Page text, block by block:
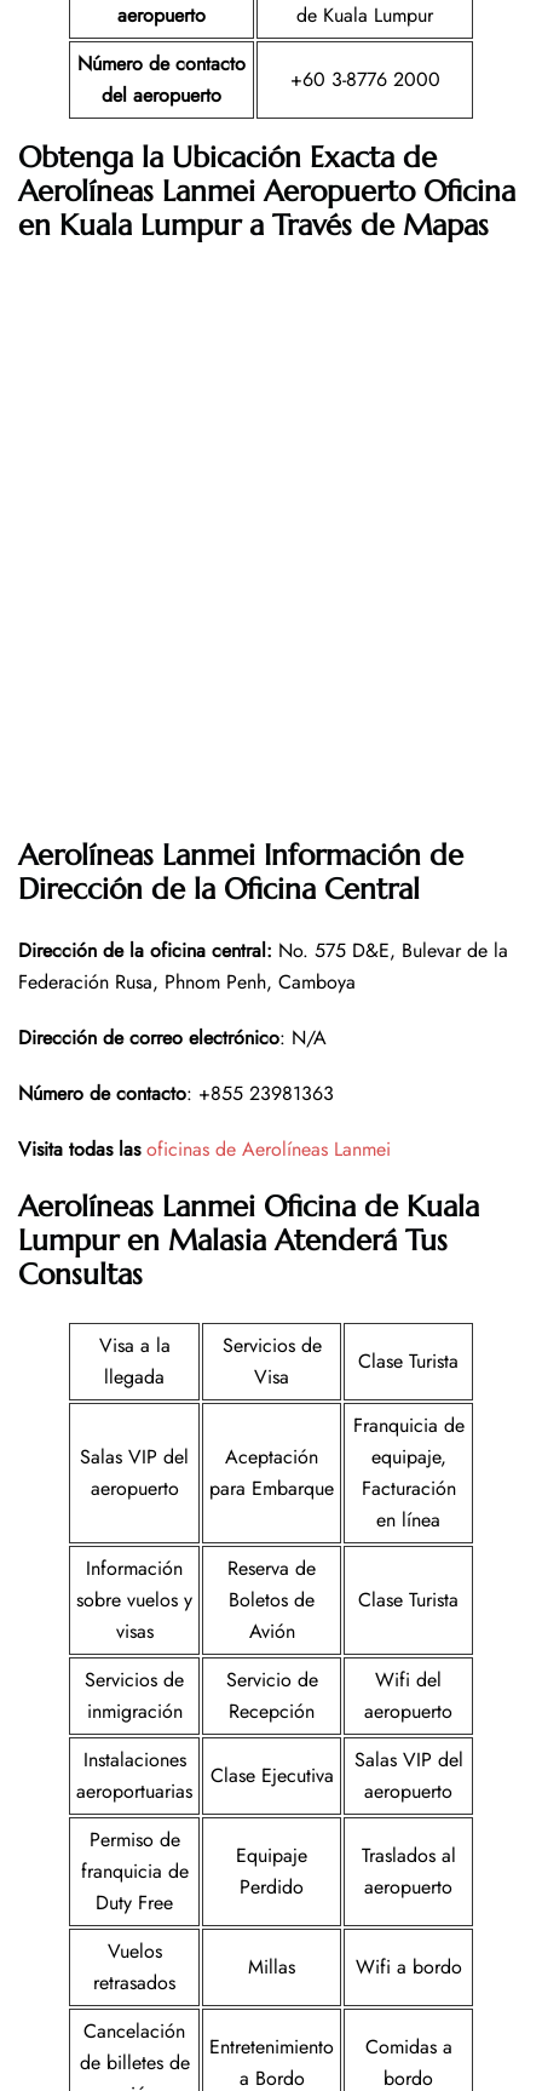
aeropuerto
de Kuala Lumpur
Número de contacto
del aeropuerto
+60 3-8776 2000
Obtenga la Ubicación Exacta de
Aerolíneas Lanmei Aeropuerto Oficina
en Kuala Lumpur a Través de Mapas
Aerolíneas Lanmei Información de
Dirección de la Oficina Central
Dirección de la oficina central: No. 575 D&E, Bulevar de la
Federación Rusa, Phnom Penh, Camboya
Dirección de correo electrónico: N/A
Número de contacto: +855 23981363
Visita todas las oficinas de Aerolíneas Lanmei
Aerolíneas Lanmei Oficina de Kuala
Lumpur en Malasia Atenderá Tus
Consultas
Visa a la
llegada
Servicios de
Visa
Clase Turista
Salas VIP del
aeropuerto
Aceptación
para Embarque
Franquicia de
equipaje,
Facturación
en línea
Información
sobre vuelos y
visas
Reserva de
Boletos de
Avión
Clase Turista
Servicios de
inmigración
Servicio de
Recepción
Wifi del
aeropuerto
Instalaciones
aeroportuarias
Clase Ejecutiva
Salas VIP del
aeropuerto
Permiso de
franquicia de
Duty Free
Equipaje
Perdido
Traslados al
aeropuerto
Vuelos
retrasados
Millas Wifi a bordo
Cancelación
de billetes de
Entretenimiento
a Bordo
Comidas a
bordo